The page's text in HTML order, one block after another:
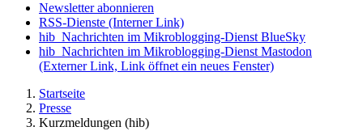
Newsletter abonnieren
RSS-Dienste (Interner Link)
hib_Nachrichten im Mikroblogging-Dienst BlueSky
hib_Nachrichten im Mikroblogging-Dienst Mastodon
(Externer Link, Link öffnet ein neues Fenster)
Startseite
Presse
Kurzmeldungen (hib)